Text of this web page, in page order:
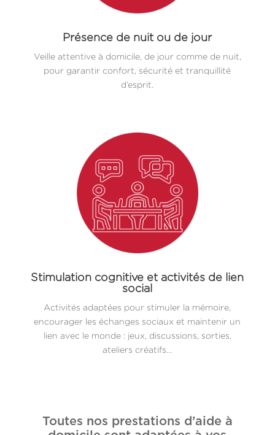
Présence de nuit ou de jour
Veille attentive à domicile, de jour comme de nuit,
pour garantir confort, sécurité et tranquillité
d’esprit.
Stimulation cognitive et activités de lien
social
Activités adaptées pour stimuler la mémoire,
encourager les échanges sociaux et maintenir un
lien avec le monde : jeux, discussions, sorties,
ateliers créatifs…
Toutes nos prestations d’aide à